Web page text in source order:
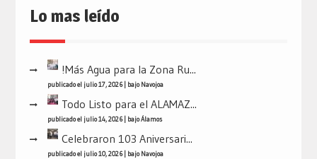
Lo mas leído
!Más Agua para la Zona Ru...
publicado el julio 17, 2026| bajo Navojoa
Todo Listo para el ALAMAZ...
publicado el julio 14, 2026| bajoÁlamos
Celebraron 103 Aniversari...
publicado el julio 10, 2026| bajo Navojoa